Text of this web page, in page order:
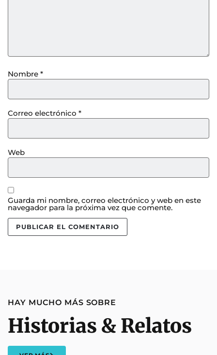
Nombre *
Correo electrónico *
Web
Guarda mi nombre, correo electrónico y web en este
navegador para la próxima vez que comente.
HAY MUCHO MÁS SOBRE
Historias & Relatos